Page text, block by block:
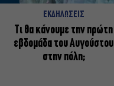
ΕΚΔΗΛΩΣΕΙΣ
Τι θα κάνουμε την πρώτη
εβδομάδα του Αυγούστου
στην πόλη;